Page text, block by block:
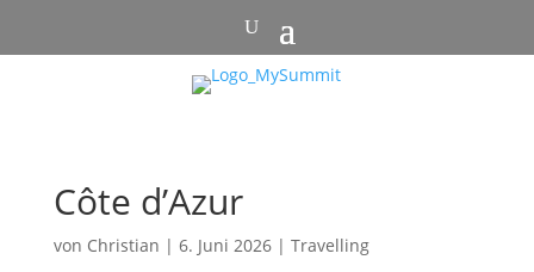
Côte d’Azur
von Christian | 6. Juni 2026| Travelling